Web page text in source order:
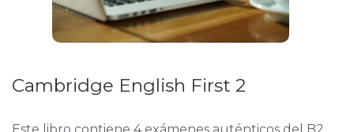
Cambridge English First 2